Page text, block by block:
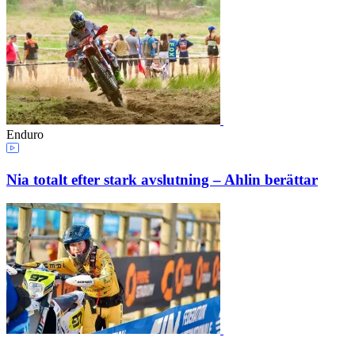
Enduro
Nia totalt efter stark avslutning – Ahlin berättar